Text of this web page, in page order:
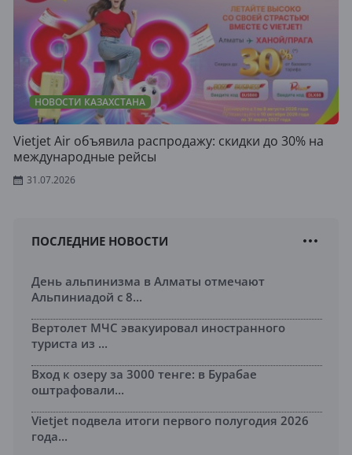
НОВОСТИ КАЗАХСТАНА
Vietjet Air объявила распродажу: скидки до 30% на
международные рейсы
31.07.2026
ПОСЛЕДНИЕ НОВОСТИ
День альпинизма в Алматы отмечают
Альпиниадой с 8...
Вертолет МЧС эвакуировал иностранного
туриста из ...
Вход к озеру за 3000 тенге: в Бурабае
оштрафовали...
Vietjet подвела итоги первого полугодия 2026
года...